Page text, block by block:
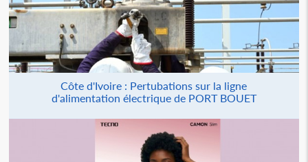
Côte d'Ivoire : Pertubations sur la ligne
d'alimentation électrique de PORT BOUET